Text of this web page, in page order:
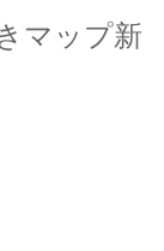
マップ新